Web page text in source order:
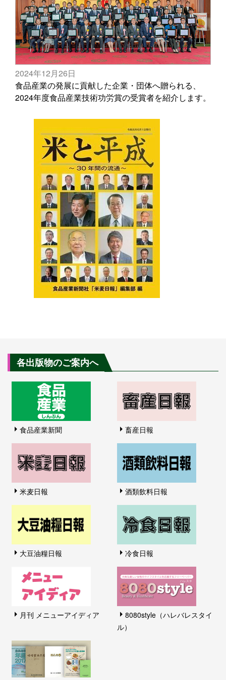
2024年12月26日
食品産業の発展に貢献した企業・団体へ贈られる、
2024年度食品産業技術功労賞の受賞者を紹介します。
各出版物のご案内へ
食品産業新聞 畜産日報
米麦日報 酒類飲料日報
大豆油糧日報 冷食日報
月刊 メニューアイディア
8080style（ハレバレスタイ
ル）